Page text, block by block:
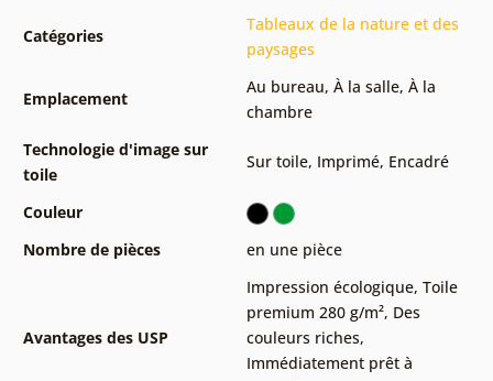
Catégories
Tableaux de la nature et des
paysages
Emplacement
Au bureau, À la salle, À la
chambre
Technologie d'image sur
toile
Sur toile, Imprimé, Encadré
Couleur
Nombre de pièces
en une pièce
Avantages des USP
Impression écologique, Toile
premium 280 g/m², Des
couleurs riches,
Immédiatement prêt à